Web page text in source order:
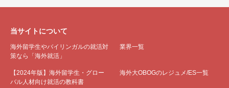
当サイトについて
海外留学生やバイリンガルの就活対
策なら「海外就活」
業界一覧
【2024年版】海外留学生・グロー
バル人材向け就活の教科書
海外大OBOGのレジュメ/ES一覧